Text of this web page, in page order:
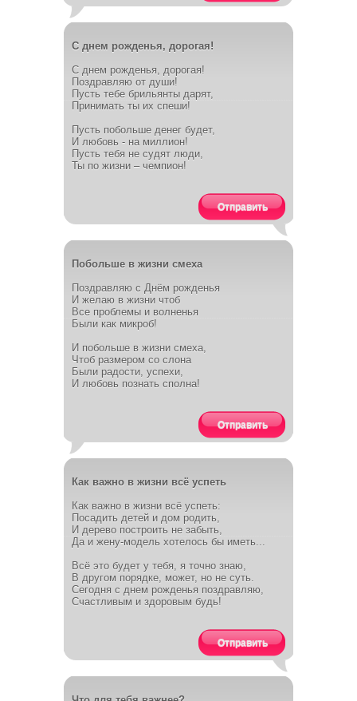
С днем рожденья, дорогая!
С днем рожденья, дорогая!
Поздравляю от души!
Пусть тебе брильянты дарят,
Принимать ты их спеши!
Пусть побольше денег будет,
И любовь - на миллион!
Пусть тебя не судят люди,
Ты по жизни – чемпион!
Отправить
Побольше в жизни смеха
Поздравляю с Днём рожденья
И желаю в жизни чтоб
Все проблемы и волненья
Были как микроб!
И побольше в жизни смеха,
Чтоб размером со слона
Были радости, успехи,
И любовь познать сполна!
Отправить
Как важно в жизни всё успеть
Как важно в жизни всё успеть:
Посадить детей и дом родить,
И дерево построить не забыть,
Да и жену-модель хотелось бы иметь...
Всё это будет у тебя, я точно знаю,
В другом порядке, может, но не суть.
Сегодня с днем рожденья поздравляю,
Счастливым и здоровым будь!
Отправить